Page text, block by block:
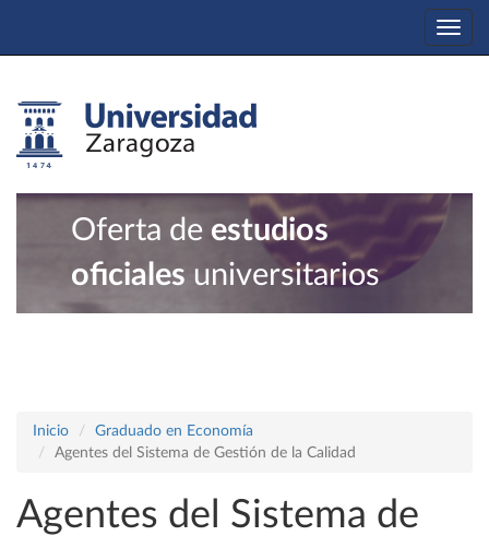
Oferta de estudios
oficiales universitarios
Inicio
Graduado en Economía
Agentes del Sistema de Gestión de la Calidad
Agentes del Sistema de